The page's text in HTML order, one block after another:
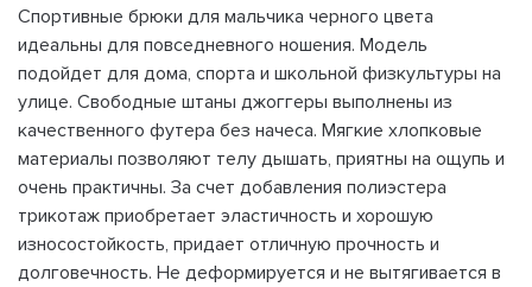
Спортивные брюки для мальчика черного цвета
идеальны для повседневного ношения. Модель
подойдет для дома, спорта и школьной физкультуры на
улице. Свободные штаны джоггеры выполнены из
качественного футера без начеса. Мягкие хлопковые
материалы позволяют телу дышать, приятны на ощупь и
очень практичны. За счет добавления полиэстера
трикотаж приобретает эластичность и хорошую
износостойкость, придает отличную прочность и
долговечность. Не деформируется и не вытягивается в